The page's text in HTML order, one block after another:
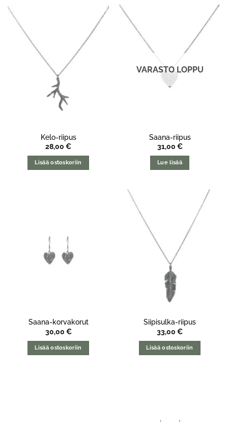
Kelo-riipus
28,00 €
Lisää ostoskoriin
VARASTO LOPPU
Saana-riipus
31,00 €
Lue lisää
Saana-korvakorut
30,00 €
Lisää ostoskoriin
Siipisulka-riipus
33,00 €
Lisää ostoskoriin